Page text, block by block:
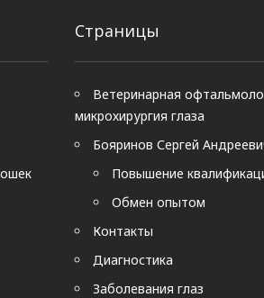
Страницы
Ветеринарная
микрохирургия глаза
Бояринов Сергей
Повышение
Обмен опытом
Контакты
Диагностика
Заболевания глаз